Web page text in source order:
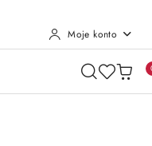
Moje konto